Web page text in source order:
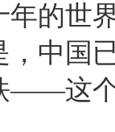
年的世
，中国
——这